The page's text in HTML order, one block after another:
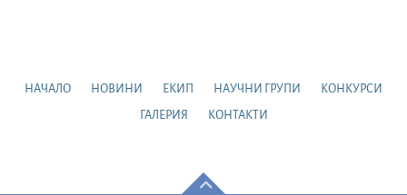
НАЧАЛО НОВИНИ ЕКИП НАУЧНИ ГРУПИ КОНКУРСИ
ГАЛЕРИЯ КОНТАКТИ